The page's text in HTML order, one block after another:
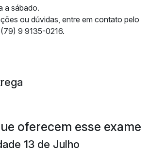
a sábado.
ou dúvidas, entre em contato pelo
9 9135-0216.
oferecem esse exame
13 de Julho